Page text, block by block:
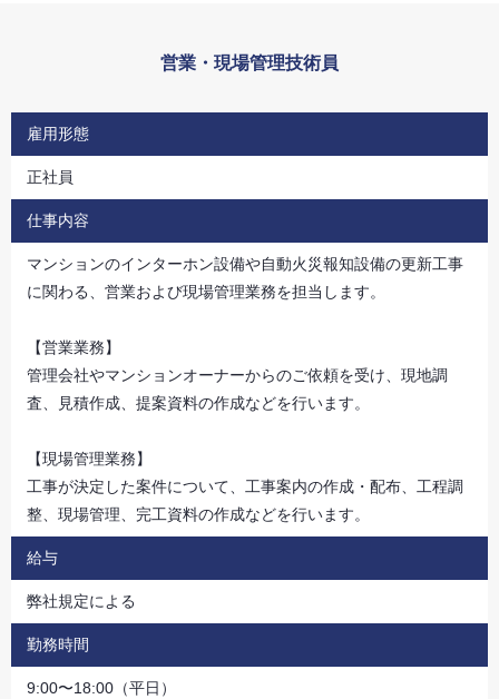
営業・現場管理技術員
雇用形態
正社員
仕事内容
マンションのインターホン設備や自動火災報知設備の更新工事
に関わる、営業および現場管理業務を担当します。
【営業業務】
管理会社やマンションオーナーからのご依頼を受け、現地調
査、見積作成、提案資料の作成などを行います。
【現場管理業務】
工事が決定した案件について、工事案内の作成・配布、工程調
整、現場管理、完工資料の作成などを行います。
給与
弊社規定による
勤務時間
9:00〜18:00（平日）